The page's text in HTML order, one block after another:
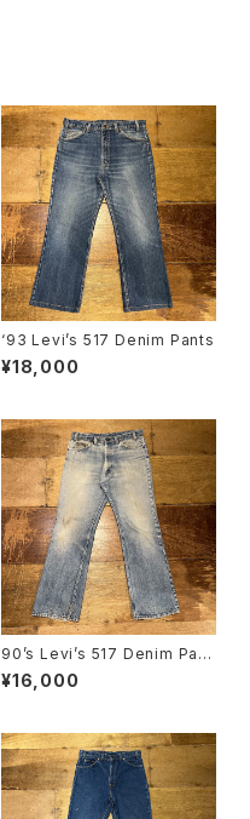
‘93 Levi’s 517 Denim Pants
¥18,000
90’s Levi’s 517 Denim Pant
s “USA MADE”
¥16,000